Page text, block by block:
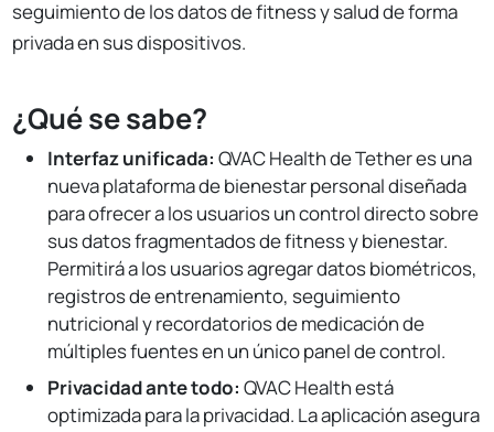
seguimiento de los datos de fitness y salud de forma
privada en sus dispositivos.
¿Qué se sabe?
Interfaz unificada:QVAC Health de Tether es una
nueva plataforma de bienestar personal diseñada
para ofrecer a los usuarios un control directo sobre
sus datos fragmentados de fitness y bienestar.
Permitirá a los usuarios agregar datos biométricos,
registros de entrenamiento, seguimiento
nutricional y recordatorios de medicación de
múltiples fuentes en un único panel de control.
Privacidad ante todo: QVAC Health está
optimizada para la privacidad. La aplicación asegura